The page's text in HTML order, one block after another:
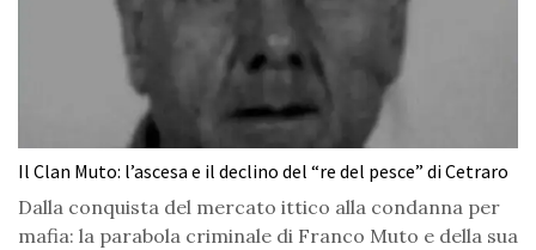
Il Clan Muto: l’ascesa e il declino del “re del pesce” di Cetraro
Dalla conquista del mercato ittico alla condanna per
mafia: la parabola criminale di Franco Muto e della sua